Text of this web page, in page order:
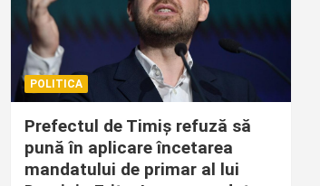
POLITICA
Prefectul de Timiș refuză să
pună în aplicare încetarea
mandatului de primar al lui